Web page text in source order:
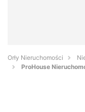
Orły Nieruchomości
ProHouse